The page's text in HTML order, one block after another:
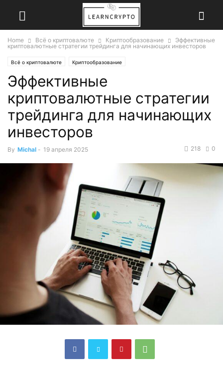
Home Всё о криптовалюте Криптообразование
Эффективные
криптовалютные стратегии трейдинга для начинающих инвесторов
Всё о криптовалюте Криптообразование
Эффективные
криптовалютные стратегии
трейдинга для начинающих
инвесторов
By Michal - 19 апреля 2025 0
218